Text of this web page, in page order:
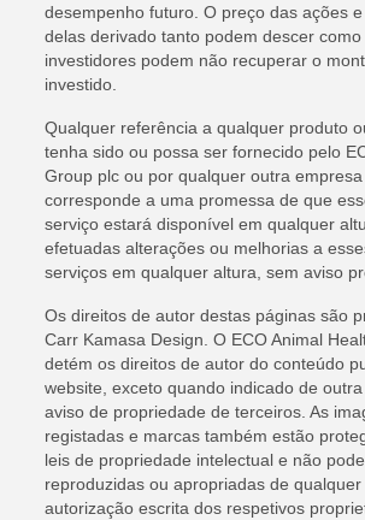
desempenho futuro. O preço das ações
delas derivado tanto podem descer
investidores podem não recuperar o
investido.
Qualquer referência a qualquer produto
tenha sido ou possa ser fornecido pelo
Group plc ou por qualquer outra
corresponde a uma promessa de que
serviço estará disponível em qualquer
efetuadas alterações ou melhorias a
serviços em qualquer altura, sem aviso
Os direitos de autor destas páginas são
Carr Kamasa Design. O ECO Animal
detém os direitos de autor do conteúdo
website, exceto quando indicado de
aviso de propriedade de terceiros. As
registadas e marcas também estão
leis de propriedade intelectual e não
reproduzidas ou apropriadas de
autorização escrita dos respetivos